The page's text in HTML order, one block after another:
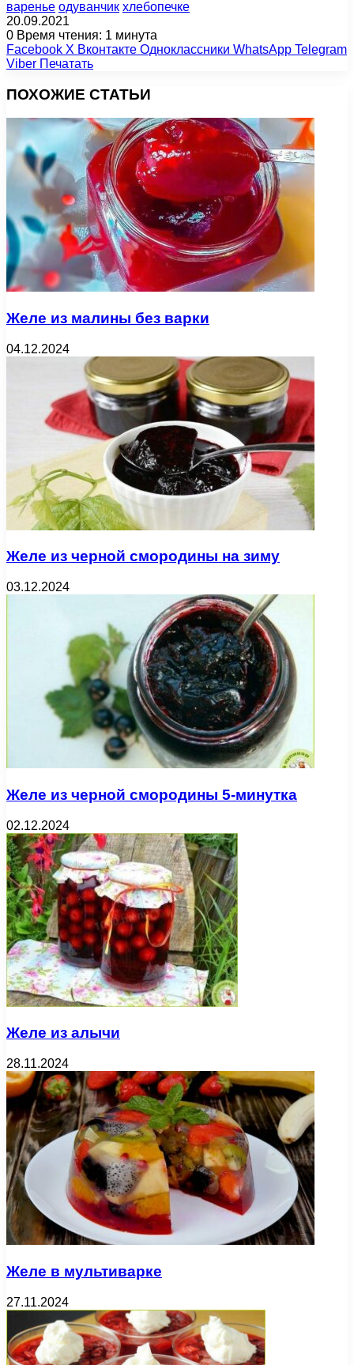
варенье одуванчик хлебопечке
20.09.2021
0 Время чтения: 1 минута
Facebook X Вконтакте Одноклассники WhatsApp Telegram
Viber Печатать
ПОХОЖИЕ СТАТЬИ
Желе из малины без варки
04.12.2024
Желе из черной смородины на зиму
03.12.2024
Желе из черной смородины 5-минутка
02.12.2024
Желе из алычи
28.11.2024
Желе в мультиварке
27.11.2024